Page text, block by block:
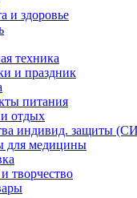
и здоровье
техника
и праздник
питания
отдых
индивид. защиты
для медицины
творчество